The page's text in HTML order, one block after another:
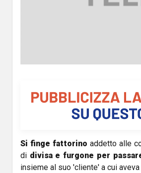
Si finge fattorino addetto alle
di divisa e furgone per
insieme al suo 'cliente' a cui